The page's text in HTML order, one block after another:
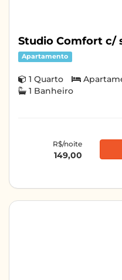
Studio Comfort c/
Apartamento
1 Quarto
1 Banheiro
R$/noite
149,00